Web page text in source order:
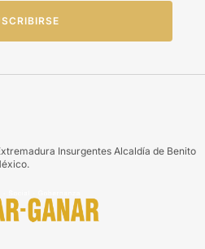
Insurgentes Alcaldía de Benito